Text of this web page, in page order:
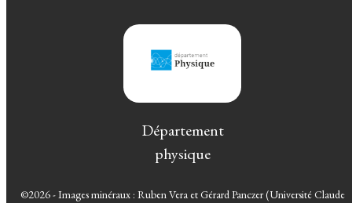
Département
physique
©2026 - Images minéraux : Ruben Vera et Gérard Panczer (Université Claude